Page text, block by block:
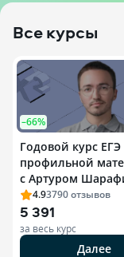
Все курсы
–66%
Годовой курс ЕГЭ
профильной
с Артуром
(11 класс)
4.93790отзывов
5 391
за весь курс
Далее